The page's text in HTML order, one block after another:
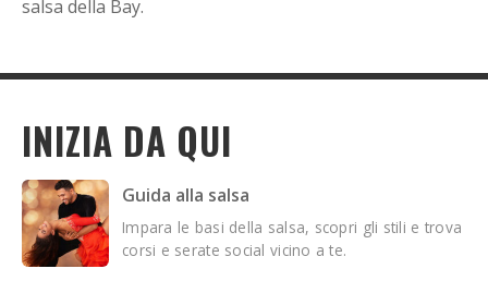
salsa della Bay.
INIZIA DA QUI
Guida alla salsa
Impara le basi della salsa, scopri gli stili e trova
corsi e serate social vicino a te.